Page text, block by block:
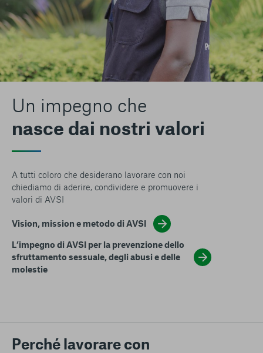
Un impegno che
nasce dai nostri valori
A tutti coloro che desiderano lavorare con noi
chiediamo di aderire, condividere e promuovere i
valori di AVSI
Vision, mission e metodo di AVSI
L’impegno di AVSI per la prevenzione dello
sfruttamento sessuale, degli abusi e delle
molestie
Perché lavorare con